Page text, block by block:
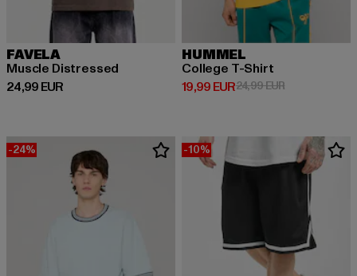
FAVELA
Muscle Distressed
24,99 EUR
Prix courant: 24,99 EUR
HUMMEL
College T-Shirt
19,99 EUR
Prix courant: 19,99 EUR
24,99 EURPrix en
-24% -10%